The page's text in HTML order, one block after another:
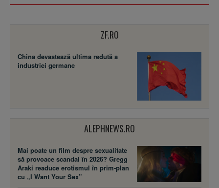
ZF.RO
China devastează ultima redută a
industriei germane
ALEPHNEWS.RO
Mai poate un film despre sexualitate
să provoace scandal în 2026? Gregg
Araki readuce erotismul în prim-plan
cu „I Want Your Sex”